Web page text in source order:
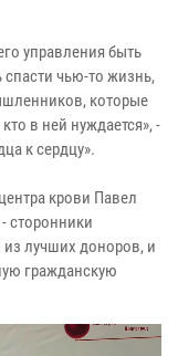
управления быть
чью-то жизнь,
которые
в ней нуждается», -
к сердцу».
крови Павел
сторонники
лучших доноров, и
гражданскую